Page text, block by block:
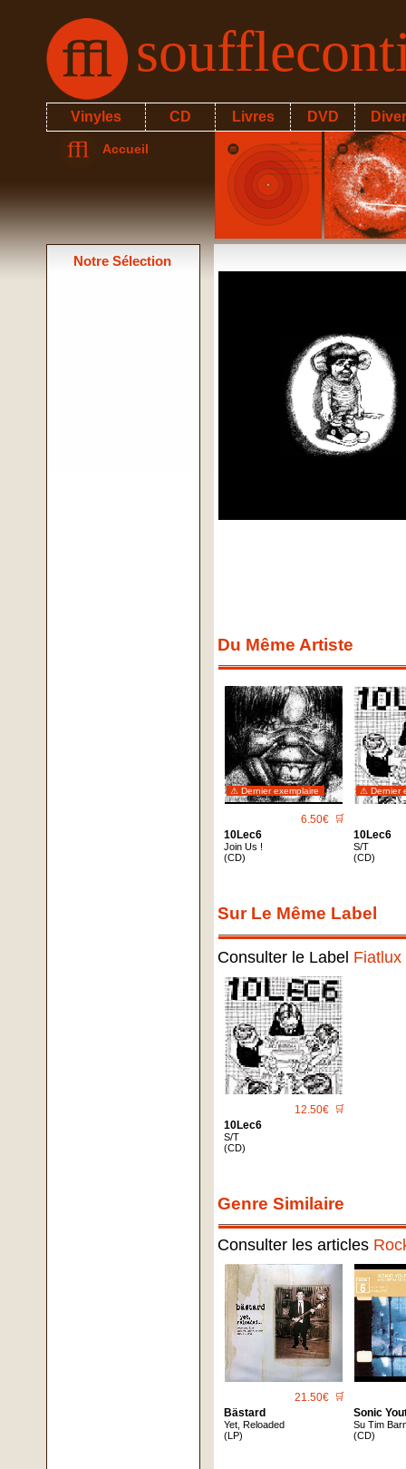
Vinyles CD Livres DVD
Accueil
Notre Sélection
Du Même Artiste
⚠ Dernier exemplaire
6.50€ 🛒
10Lec6
Join Us !
(CD)
⚠ Dernier
10Lec6
S/T
(CD)
Sur Le Même Label
Consulter le Label Fiatlux
12.50€ 🛒
10Lec6
S/T
(CD)
Genre Similaire
Consulter les articles
21.50€ 🛒
Bästard
Yet, Reloaded
(LP)
Sonic
Su Tim
(CD)